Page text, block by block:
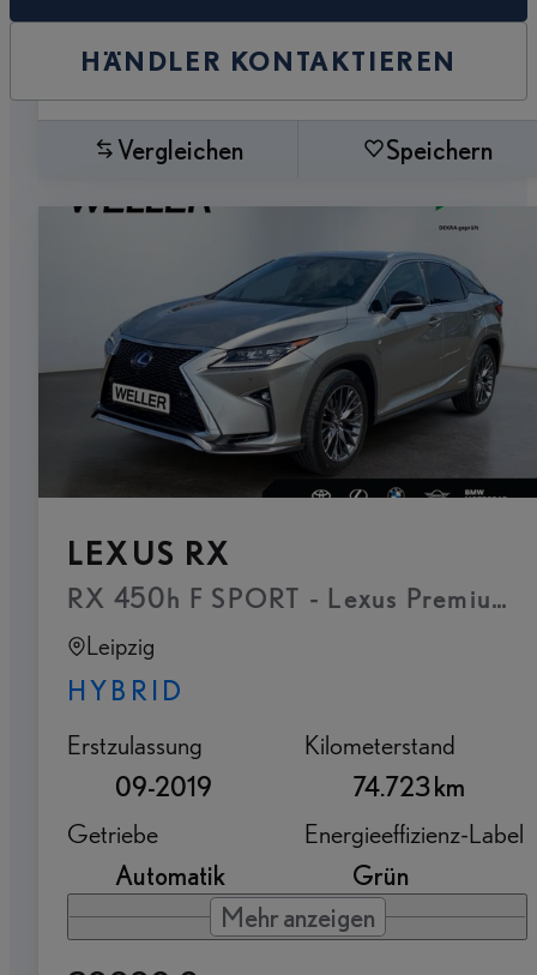
HÄNDLER KONTAKTIEREN
Vergleichen Speichern
LEXUS RX
RX 450h F SPORT - Lexus Premium
Leipzig
HYBRID
Erstzulassung
09-2019
Kilometerstand
74.723 km
Getriebe
Automatik
Energieeffizienz-Label
Grün
Mehr anzeigen